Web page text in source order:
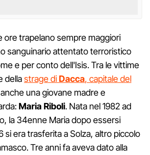
ore trapelano sempre maggiori
sanguinario attentato terroristico
e per conto dell'Isis. Tra le vittime
dellastrage diDacca, capitale del
una giovane madre e
Maria Riboli. Nata nel 1982 ad
la 34enne Maria dopo essersi
si era trasferita a Solza, altro piccolo
Tre anni fa aveva dato alla